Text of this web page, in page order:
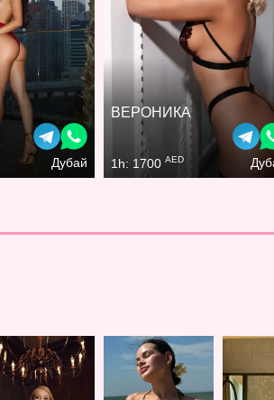
Дубай
ВЕРОНИКА
1h: 1700 AED